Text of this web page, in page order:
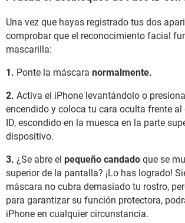
Una vez que hayas registrado tus dos
comprobar que el reconocimiento facial
mascarilla:
1. Ponte la máscara normalmente.
2. Activa el iPhone levantándolo o
encendido y coloca tu cara oculta frente
ID, escondido en la muesca en la parte
dispositivo.
3. ¿Se abre el pequeño candado que se
superior de la pantalla? ¡Lo has logrado!
máscara no cubra demasiado tu rostro,
para garantizar su función protectora,
iPhone en cualquier circunstancia.